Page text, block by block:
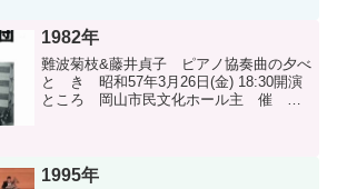
ト／モテ...
1982年
難波菊枝&藤井貞子 ピアノ協奏曲の夕べ
と き 昭和57年3月26日(金) 18:30開演
ところ 岡山市民文化ホール主 催 ピ
...
1995年